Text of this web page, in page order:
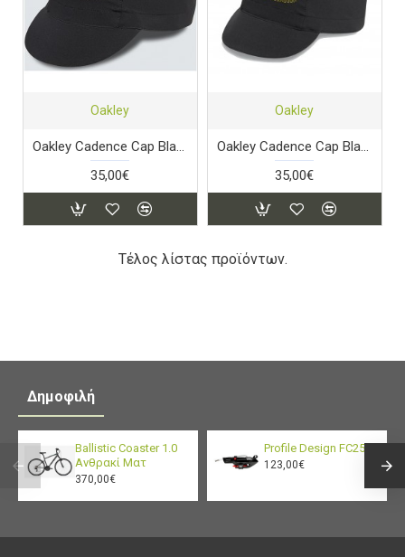
Oakley
Oakley Cadence Cap Black
35,00€
Oakley
Oakley Cadence Cap Black / Sulphur
35,00€
Τέλος λίστας προϊόντων.
Δημοφιλή
Ballistic Coaster 1.0
Ανθρακί Ματ
370,00€
Profile Design FC25
123,00€